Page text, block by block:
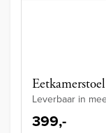
Leverbaar in
399,-